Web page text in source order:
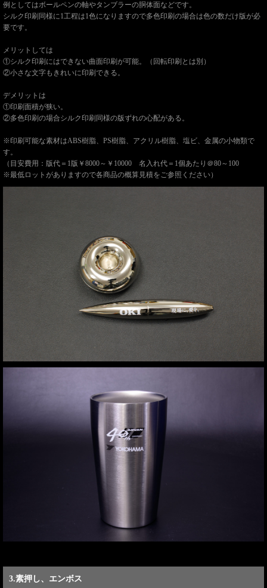
例としてはボールペンの軸やタンブラーの胴体面などです。
シルク印刷同様に1工程は1色になりますので多色印刷の場合は色の数だけ版が必
要です。
メリットしては
①シルク印刷にはできない曲面印刷が可能。（回転印刷とは別）
②小さな文字もきれいに印刷できる。
デメリットは
①印刷面積が狭い。
②多色印刷の場合シルク印刷同様の版ずれの心配がある。
※印刷可能な素材はABS樹脂、PS樹脂、アクリル樹脂、塩ビ、金属の小物類で
す。
（目安費用：版代＝1版￥8000～￥10000 名入れ代＝1個あたり＠80～100
※最低ロットがありますので各商品の概算見積をご参照ください）
3.素押し、エンボス